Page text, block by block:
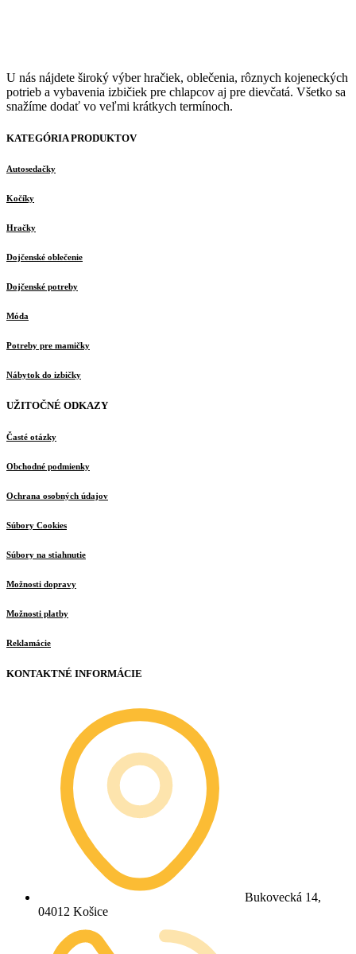
U nás nájdete široký výber hračiek, oblečenia, rôznych kojeneckých
potrieb a vybavenia izbičiek pre chlapcov aj pre dievčatá. Všetko sa
snažíme dodať vo veľmi krátkych termínoch.
KATEGÓRIA PRODUKTOV
Autosedačky
Kočíky
Hračky
Dojčenské oblečenie
Dojčenské potreby
Móda
Potreby pre mamičky
Nábytok do izbičky
UŽITOČNÉ ODKAZY
Časté otázky
Obchodné podmienky
Ochrana osobných údajov
Súbory Cookies
Súbory na stiahnutie
Možnosti dopravy
Možnosti platby
Reklamácie
KONTAKTNÉ INFORMÁCIE
Bukovecká 14,
04012 Košice